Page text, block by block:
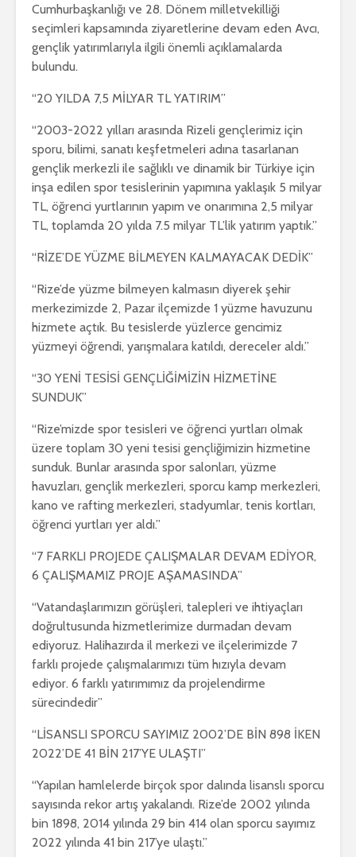
Cumhurbaşkanlığı ve 28. Dönem milletvekilliği
seçimleri kapsamında ziyaretlerine devam eden Avcı,
gençlik yatırımlarıyla ilgili önemli açıklamalarda
bulundu.
“20 YILDA 7,5 MİLYAR TL YATIRIM”
“2003-2022 yılları arasında Rizeli gençlerimiz için
sporu, bilimi, sanatı keşfetmeleri adına tasarlanan
gençlik merkezli ile sağlıklı ve dinamik bir Türkiye için
inşa edilen spor tesislerinin yapımına yaklaşık 5 milyar
TL, öğrenci yurtlarının yapım ve onarımına 2,5 milyar
TL, toplamda 20 yılda 7.5 milyar TL’lik yatırım yaptık.”
“RİZE’DE YÜZME BİLMEYEN KALMAYACAK DEDİK”
“Rize’de yüzme bilmeyen kalmasın diyerek şehir
merkezimizde 2, Pazar ilçemizde 1 yüzme havuzunu
hizmete açtık. Bu tesislerde yüzlerce gencimiz
yüzmeyi öğrendi, yarışmalara katıldı, dereceler aldı.”
“30 YENİ TESİSİ GENÇLİĞİMİZİN HİZMETİNE
SUNDUK”
“Rize’mizde spor tesisleri ve öğrenci yurtları olmak
üzere toplam 30 yeni tesisi gençliğimizin hizmetine
sunduk. Bunlar arasında spor salonları, yüzme
havuzları, gençlik merkezleri, sporcu kamp merkezleri,
kano ve rafting merkezleri, stadyumlar, tenis kortları,
öğrenci yurtları yer aldı.”
“7 FARKLI PROJEDE ÇALIŞMALAR DEVAM EDİYOR,
6 ÇALIŞMAMIZ PROJE AŞAMASINDA”
“Vatandaşlarımızın görüşleri, talepleri ve ihtiyaçları
doğrultusunda hizmetlerimize durmadan devam
ediyoruz. Halihazırda il merkezi ve ilçelerimizde 7
farklı projede çalışmalarımızı tüm hızıyla devam
ediyor. 6 farklı yatırımımız da projelendirme
sürecindedir”
“LİSANSLI SPORCU SAYIMIZ 2002’DE BİN 898 İKEN
2022’DE 41 BİN 217’YE ULAŞTI”
“Yapılan hamlelerde birçok spor dalında lisanslı sporcu
sayısında rekor artış yakalandı. Rize’de 2002 yılında
bin 1898, 2014 yılında 29 bin 414 olan sporcu sayımız
2022 yılında 41 bin 217’ye ulaştı.”